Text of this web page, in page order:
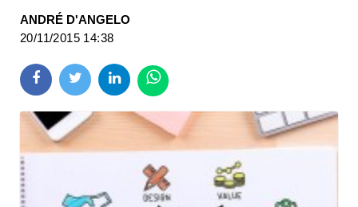
ANDRÉ D'ANGELO
20/11/2015 14:38